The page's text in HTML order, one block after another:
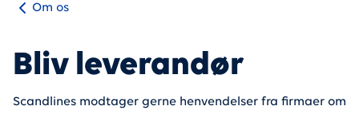
Om os
Bliv leverandør
Scandlines modtager gerne henvendelser fra firmaer om